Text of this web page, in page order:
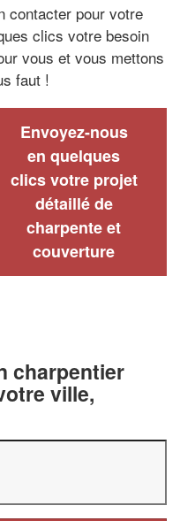
contacter pour votre
clics votre besoin
vous et vous mettons
faut !
Envoyez-nous
en quelques
clics votre projet
détaillé de
charpente et
couverture
charpentier
ville,